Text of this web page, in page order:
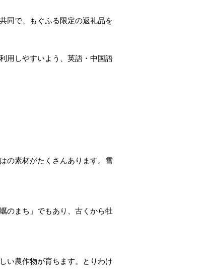
同で、もぐふる限定の返礼品を
用しやすいよう、英語・中国語
の素材がたくさんあります。雪
のまち」でもあり、古くから牡
い農作物が育ちます。とりわけ